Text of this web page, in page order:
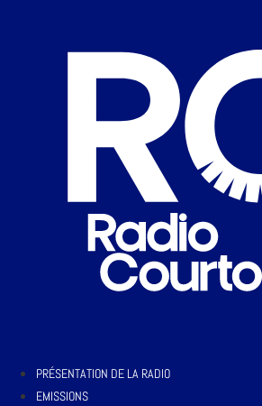
PRÉSENTATION DE LA RADIO
EMISSIONS